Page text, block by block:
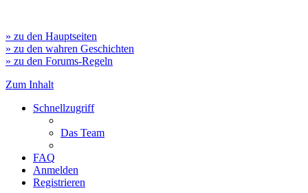
» zu den Hauptseiten
» zu den wahren Geschichten
» zu den Forums-Regeln
Zum Inhalt
Schnellzugriff
Das Team
FAQ
Anmelden
Registrieren